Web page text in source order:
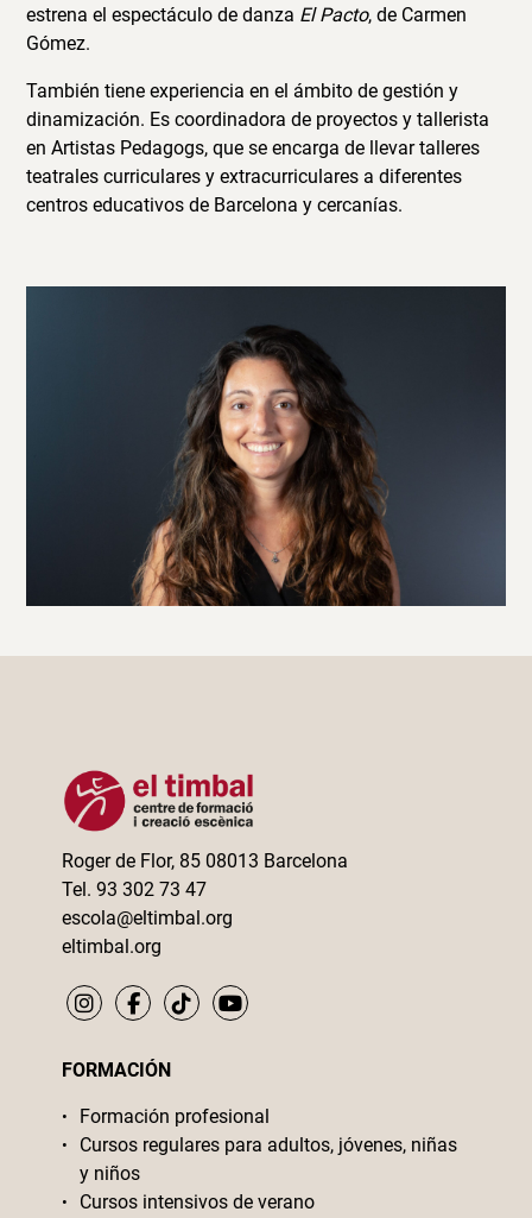
estrena el espectáculo de danza El Pacto, de Carmen
Gómez.
También tiene experiencia en el ámbito de gestión y
dinamización. Es coordinadora de proyectos y tallerista
en Artistas Pedagogs, que se encarga de llevar talleres
teatrales curriculares y extracurriculares a diferentes
centros educativos de Barcelona y cercanías.
Roger de Flor, 85 08013 Barcelona
Tel. 93 302 73 47
escola@eltimbal.org
eltimbal.org
FORMACIÓN
Formación profesional
Cursos regulares para adultos, jóvenes, niñas
y niños
Cursos intensivos de verano